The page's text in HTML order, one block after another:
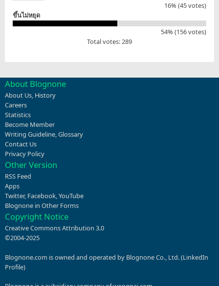
16% (45 votes)
ขึ้นไม่หยุด
54% (156 votes)
Total votes: 289
About Blognone
About Us, History
Careers
Statistics
Become Member
Writing Guideline,Glossary
Contact Us
Privacy Policy
Other Version
RSS Feed
Apps
Twitter, Facebook,YouTube
Blognone in Other Forms
Copyright Notice
Creative Commons Attribution 3.0
©2004-2025
Blognone.com is owned and operated by Blognone Co., Ltd. (LinkedIn
Profile)